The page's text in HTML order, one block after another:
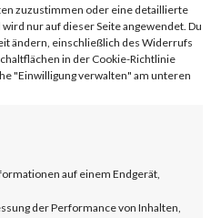
zuzustimmen oder eine detaillierte
nur auf dieser Seite angewendet. Du
ändern, einschließlich des Widerrufs
in der Cookie-Richtlinie
"Einwilligung verwalten" am unteren
auf einem Endgerät,
der Performance von Inhalten,